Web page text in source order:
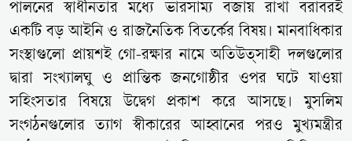
পালনের স্বাধীনতার মধ্যে ভারসাম্য বজায় রাখা বরাবরই
একটি বড় আইনি ও রাজনৈতিক বিতর্কের বিষয়। মানবাধিকার
সংস্থাগুলো প্রায়শই গো-রক্ষার নামে অতিউত্সাহী দলগুলোর
দ্বারা সংখ্যালঘু ও প্রান্তিক জনগোষ্ঠীর ওপর ঘটে যাওয়া
সহিংসতার বিষয়ে উদ্বেগ প্রকাশ করে আসছে। মুসলিম
সংগঠনগুলোর ত্যাগ স্বীকারের আহ্বানের পরও মুখ্যমন্ত্রীর